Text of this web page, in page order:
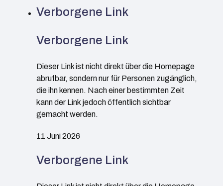
Verborgene Link
Verborgene Link
Dieser Link ist nicht direkt über die Homepage
abrufbar, sondern nur für Personen zugänglich,
die ihn kennen. Nach einer bestimmten Zeit
kann der Link jedoch öffentlich sichtbar
gemacht werden.
11 Juni 2026
Verborgene Link